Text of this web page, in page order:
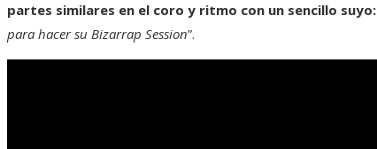
partes similares en el coro y ritmo con un sencillo suyo:
para hacer su Bizarrap Session”.